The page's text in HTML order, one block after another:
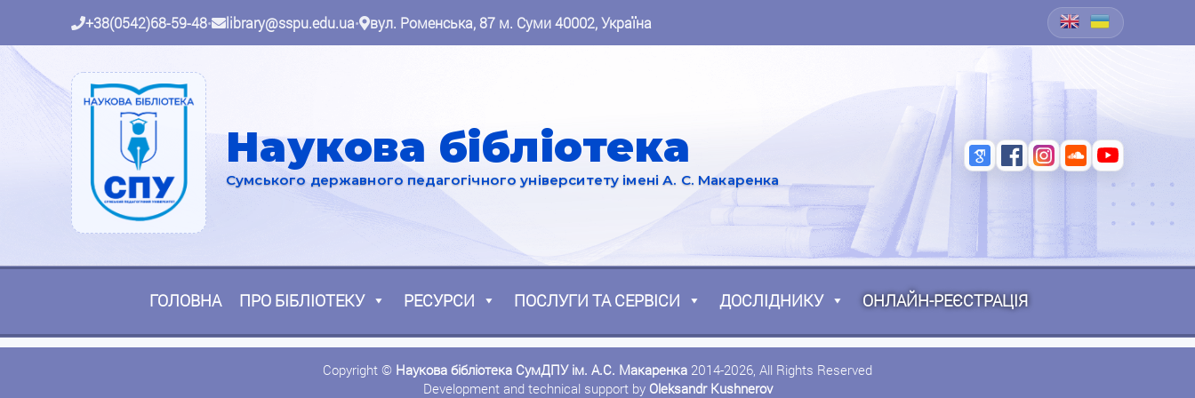
+38(0542)68-59-48• library@sspu.edu.ua• вул. Роменська, 87 м. Суми 40002, Україна
Наукова бібліотека
Сумського державного педагогічного університету імені А. С. Макаренка
ГОЛОВНА ПРО БІБЛІОТЕКУ РЕСУРСИ ПОСЛУГИ ТА СЕРВІСИ ДОСЛІДНИКУ ОНЛАЙН-РЕЄСТРАЦІЯ
Copyright © Наукова бібліотека СумДПУ ім. А.С. Макаренка 2014-2026, All Rights Reserved
Development and technical support by Oleksandr Kushnerov